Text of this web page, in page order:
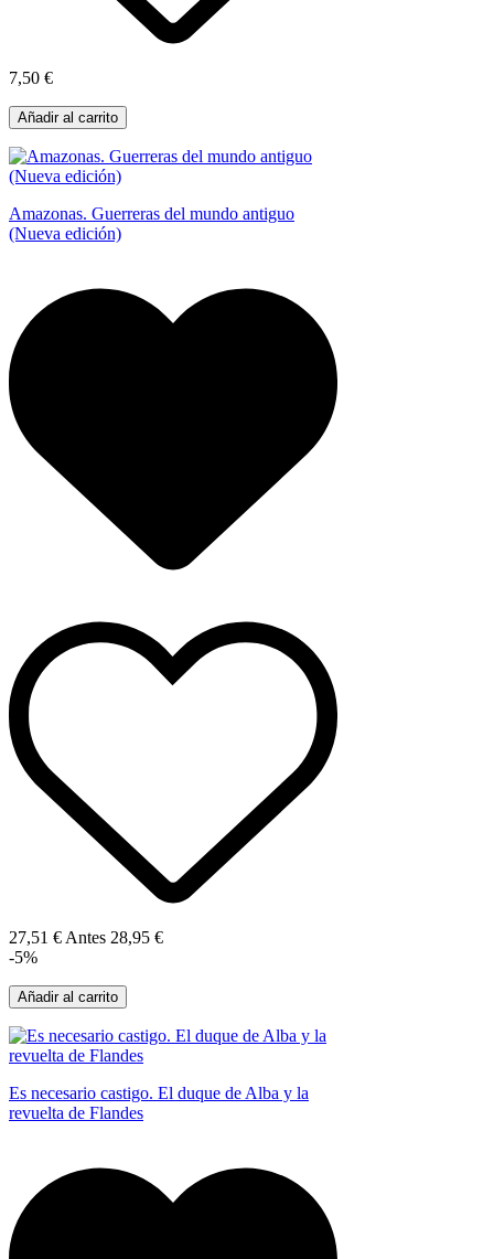
7,50 €
Añadir al carrito
Amazonas. Guerreras del mundo antiguo
(Nueva edición)
27,51 €Antes 28,95 €
-5%
Añadir al carrito
Es necesario castigo. El duque de Alba y la
revuelta de Flandes